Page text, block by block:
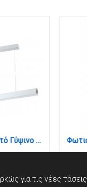
Γραμμικό Κρεμαστό Γύψινο Φωτιστικό LED 36W, 2CCT, Λευκό D:150x8,7cm(6123-White)
για τις νέες τάσεις